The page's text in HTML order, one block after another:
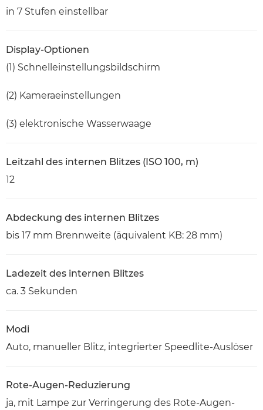
in 7 Stufen einstellbar
Display-Optionen
(1) Schnelleinstellungsbildschirm
(2) Kameraeinstellungen
(3) elektronische Wasserwaage
Leitzahl des internen Blitzes (ISO 100, m)
12
Abdeckung des internen Blitzes
bis 17 mm Brennweite (äquivalent KB: 28 mm)
Ladezeit des internen Blitzes
ca. 3 Sekunden
Modi
Auto, manueller Blitz, integrierter Speedlite-Auslöser
Rote-Augen-Reduzierung
ja, mit Lampe zur Verringerung des Rote-Augen-